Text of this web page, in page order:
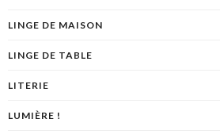
LINGE DE MAISON
LINGE DE TABLE
LITERIE
LUMIÈRE !